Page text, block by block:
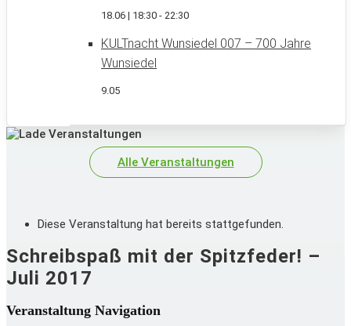
18.06 | 18:30 - 22:30
KULTnacht Wunsiedel 007 – 700 Jahre
Wunsiedel
9.05
Alle Veranstaltungen
Diese Veranstaltung hat bereits stattgefunden.
Schreibspaß mit der Spitzfeder! –
Juli 2017
Veranstaltung Navigation